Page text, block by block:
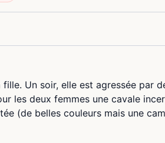
Un soir, elle est agressée par
les deux femmes une cavale
(de belles couleurs mais une